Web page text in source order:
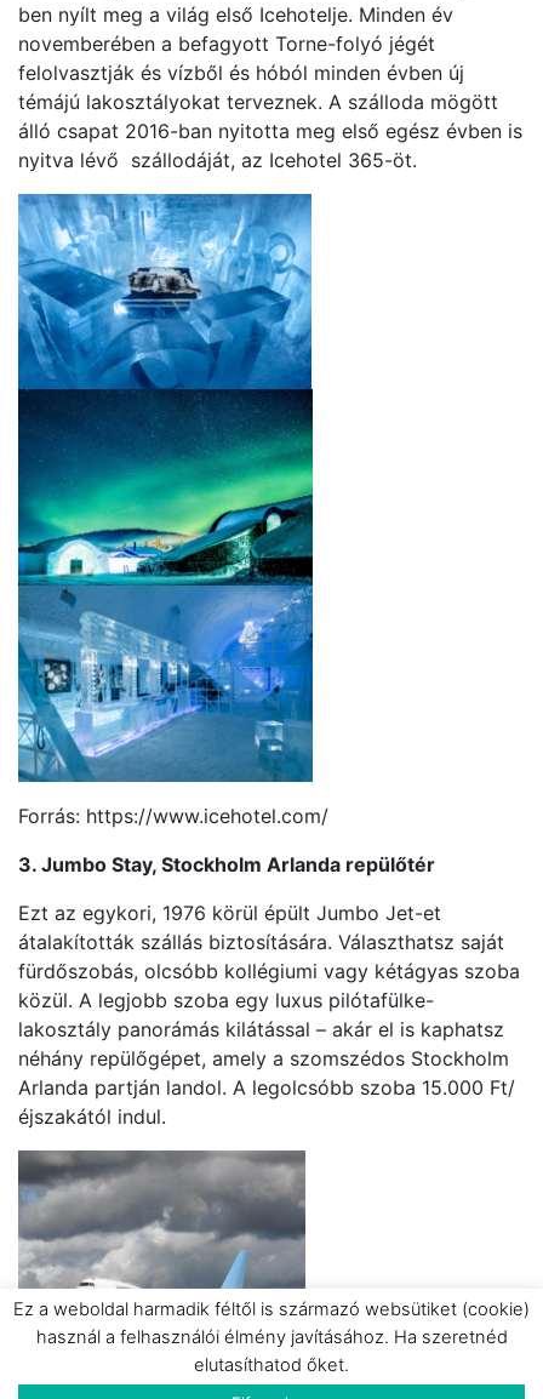
ben nyílt meg a világ első Icehotelje. Minden év
novemberében a befagyott Torne-folyó jégét
felolvasztják és vízből és hóból minden évben új
témájú lakosztályokat terveznek. A szálloda mögött
álló csapat 2016-ban nyitotta meg első egész évben is
nyitva lévő szállodáját, az Icehotel 365-öt.
Forrás: https://www.icehotel.com/
3. Jumbo Stay, Stockholm Arlanda repülőtér
Ezt az egykori, 1976 körül épült Jumbo Jet-et
átalakították szállás biztosítására. Választhatsz saját
fürdőszobás, olcsóbb kollégiumi vagy kétágyas szoba
közül. A legjobb szoba egy luxus pilótafülke-
lakosztály panorámás kilátással – akár el is kaphatsz
néhány repülőgépet, amely a szomszédos Stockholm
Arlanda partján landol. A legolcsóbb szoba 15.000 Ft/
éjszakától indul.
Ez a weboldal harmadik féltől is származó websütiket (cookie)
használ a felhasználói élmény javításához. Ha szeretnéd
elutasíthatod őket.